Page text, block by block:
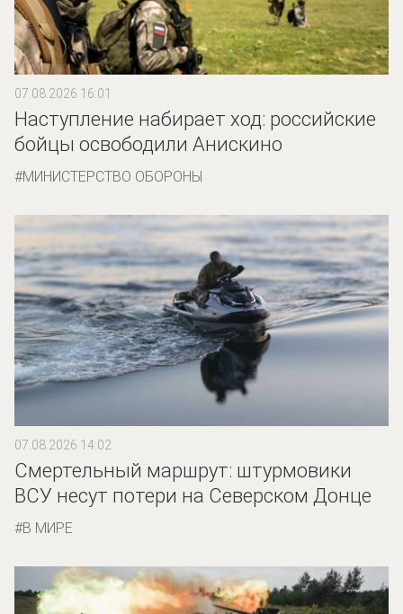
07.08.2026 16:01
Наступление набирает ход: российские
бойцы освободили Анискино
МИНИСТЕРСТВО ОБОРОНЫ
07.08.2026 14:02
Смертельный маршрут: штурмовики
ВСУ несут потери на Северском Донце
В МИРЕ